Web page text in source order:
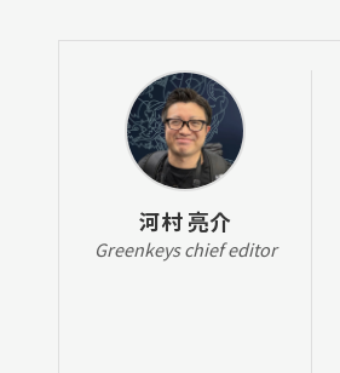
河村 亮介
Greenkeys chief editor